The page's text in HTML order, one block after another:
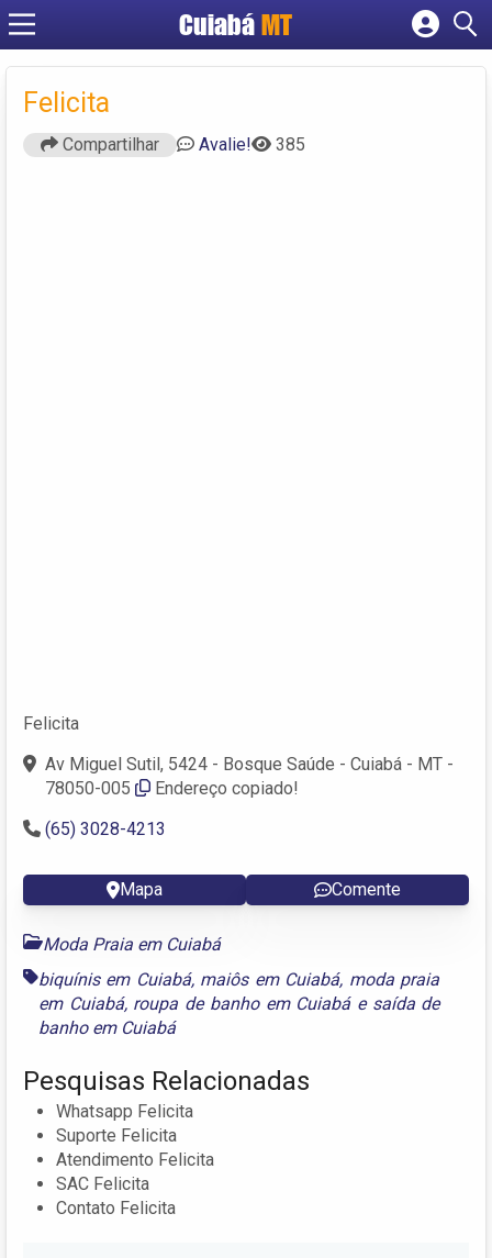
Cuiabá MT
Cadastrar empresa
Felicita
Compartilhar Avalie! 385
Felicita
Av Miguel Sutil, 5424 - Bosque Saúde - Cuiabá - MT -
78050-005
Endereço copiado!
(65) 3028-4213
Mapa Comente
Moda Praia em Cuiabá
biquínis em Cuiabá, maiôs em Cuiabá, moda praia
em Cuiabá, roupa de banho em Cuiabáe saída de
banho em Cuiabá
Pesquisas Relacionadas
Whatsapp Felicita
Suporte Felicita
Atendimento Felicita
SAC Felicita
Contato Felicita